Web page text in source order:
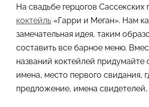
На свадьбе герцогов Сассекских
коктейль «Гарри и Меган». Нам
замечательная идея, таким
составить все барное меню.
названий коктейлей
имена, место первого свидания,
предложение, имена